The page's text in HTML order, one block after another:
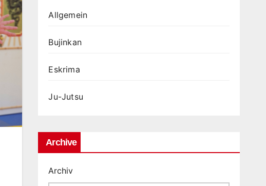
Allgemein
Bujinkan
Eskrima
Ju-Jutsu
Archive
Archiv